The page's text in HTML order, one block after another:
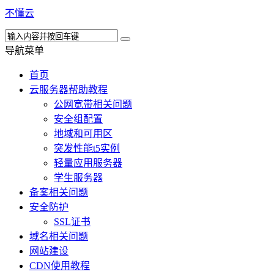
不懂云
导航菜单
首页
云服务器帮助教程
公网宽带相关问题
安全组配置
地域和可用区
突发性能t5实例
轻量应用服务器
学生服务器
备案相关问题
安全防护
SSL证书
域名相关问题
网站建设
CDN使用教程